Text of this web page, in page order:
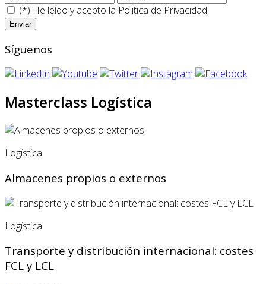
(*) He leído y acepto la Politica de Privacidad
Síguenos
Masterclass Logística
Logística
Almacenes propios o externos
Logística
Transporte y distribución internacional: costes
FCL y LCL